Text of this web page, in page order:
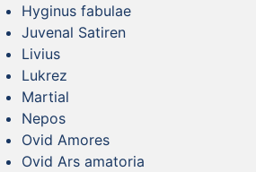
Hyginus fabulae
Juvenal Satiren
Livius
Lukrez
Martial
Nepos
Ovid Amores
Ovid Ars amatoria